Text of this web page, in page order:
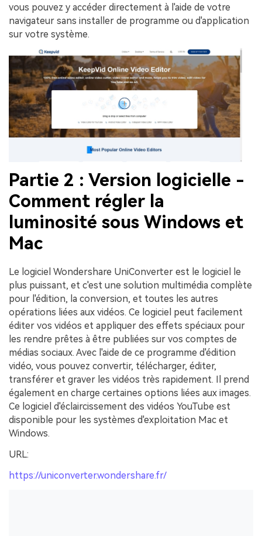
vous pouvez y accéder directement à l'aide de votre
navigateur sans installer de programme ou d'application
sur votre système.
Partie 2 : Version logicielle -
Comment régler la
luminosité sous Windows et
Mac
Le logiciel Wondershare UniConverter est le logiciel le
plus puissant, et c'est une solution multimédia complète
pour l'édition, la conversion, et toutes les autres
opérations liées aux vidéos. Ce logiciel peut facilement
éditer vos vidéos et appliquer des effets spéciaux pour
les rendre prêtes à être publiées sur vos comptes de
médias sociaux. Avec l'aide de ce programme d'édition
vidéo, vous pouvez convertir, télécharger, éditer,
transférer et graver les vidéos très rapidement. Il prend
également en charge certaines options liées aux images.
Ce logiciel d'éclaircissement des vidéos YouTube est
disponible pour les systèmes d'exploitation Mac et
Windows.
URL:
https://uniconverter.wondershare.fr/